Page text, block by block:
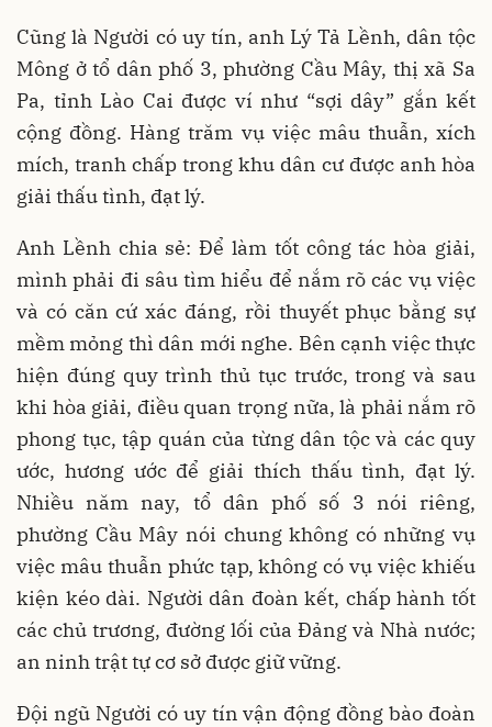
Cũng là Người có uy tín, anh Lý Tả Lềnh, dân tộc
Mông ở tổ dân phố 3, phường Cầu Mây, thị xã Sa
Pa, tỉnh Lào Cai được ví như “sợi dây” gắn kết
cộng đồng. Hàng trăm vụ việc mâu thuẫn, xích
mích, tranh chấp trong khu dân cư được anh hòa
giải thấu tình, đạt lý.
Anh Lềnh chia sẻ: Để làm tốt công tác hòa giải,
mình phải đi sâu tìm hiểu để nắm rõ các vụ việc
và có căn cứ xác đáng, rồi thuyết phục bằng sự
mềm mỏng thì dân mới nghe. Bên cạnh việc thực
hiện đúng quy trình thủ tục trước, trong và sau
khi hòa giải, điều quan trọng nữa, là phải nắm rõ
phong tục, tập quán của từng dân tộc và các quy
ước, hương ước để giải thích thấu tình, đạt lý.
Nhiều năm nay, tổ dân phố số 3 nói riêng,
phường Cầu Mây nói chung không có những vụ
việc mâu thuẫn phức tạp, không có vụ việc khiếu
kiện kéo dài. Người dân đoàn kết, chấp hành tốt
các chủ trương, đường lối của Đảng và Nhà nước;
an ninh trật tự cơ sở được giữ vững.
Đội ngũ Người có uy tín vận động đồng bào đoàn